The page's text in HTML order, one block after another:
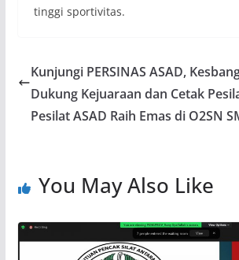
tinggi sportivitas.
Kunjungi PERSINAS ASAD,
Dukung Kejuaraan dan Cetak
Pesilat ASAD Raih Emas di O2SN
You May Also Like